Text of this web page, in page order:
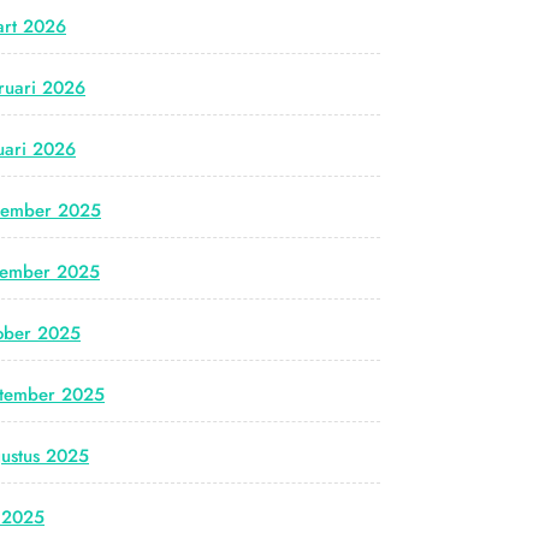
2026
2026
2026
2025
2025
2025
2025
2025